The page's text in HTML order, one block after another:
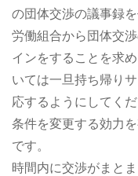
の団体交渉の議事録
労働組合から団体交
インをすることを求
いては一旦持ち帰り
応するようにしてく
条件を変更する効力
です。
時間内に交渉がまと